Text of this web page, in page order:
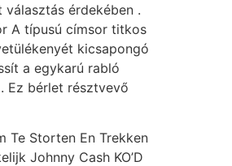
érdekében .
A típusú címsor titkos
kicsapongó
a egykarú rabló
Ez bérlet résztvevő
Te Storten En Trekken
Johnny Cash KO’D